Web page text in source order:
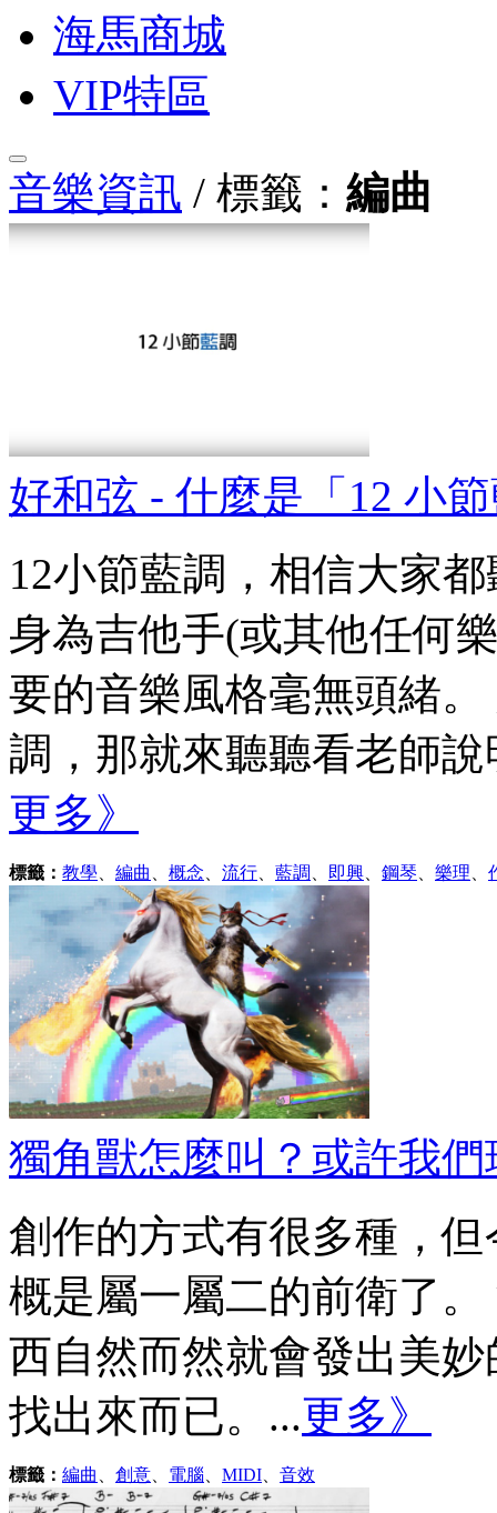
海馬商城
VIP特區
音樂資訊 / 標籤： 編曲
好和弦 - 什麼是「12 小
12小節藍調，相信大家
身為吉他手(或其他任何
要的音樂風格毫無頭緒
調，那就來聽聽看老師
更多》
標籤： 教學 編曲 概念 流行 藍調 即興 鋼琴 樂理
獨角獸怎麼叫？或許我
創作的方式有很多種，
概是屬一屬二的前衛了
西自然而然就會發出美
找出來而已。...更多》
標籤： 編曲 創意 電腦 MIDI 音效